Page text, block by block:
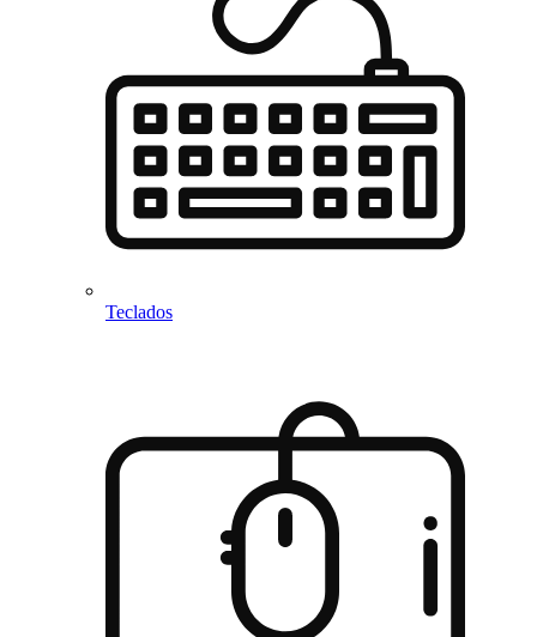
Teclados